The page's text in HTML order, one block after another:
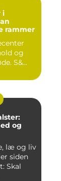
i
rammer
og
S&...
og
læ og liv
siden
Skal